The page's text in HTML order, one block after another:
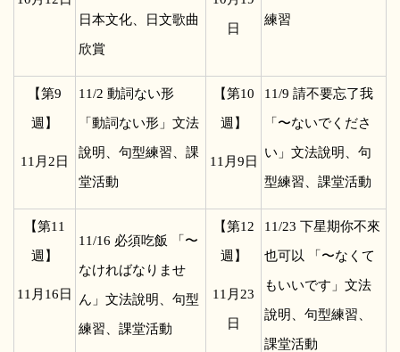
日本文化、日文歌曲
欣賞
日
練習
【第9
週】
11 月2日
11/2 動詞ない形
「動詞ない形」文法
說明、句型練習、課
堂活動
【第10
週】
11 月9日
11/9 請不要忘了我
「〜ないでくださ
い」文法說明、句
型練習、課堂活動
【第11
週】
11 月16日
11/16 必須吃飯 「〜
なければなりませ
ん」文法說明、句型
練習、課堂活動
【第12
週】
11 月23
日
11/23 下星期你不來
也可以 「〜なくて
もいいです」文法
說明、句型練習、
課堂活動